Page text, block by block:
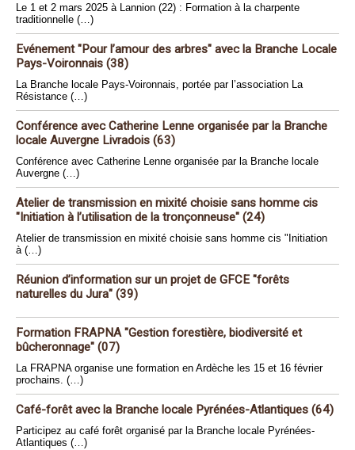
Le 1 et 2 mars 2025 à Lannion (22) : Formation à la charpente
traditionnelle (…)
Evénement "Pour l’amour des arbres" avec la Branche Locale
Pays-Voironnais (38)
La Branche locale Pays-Voironnais, portée par l’association La
Résistance (…)
Conférence avec Catherine Lenne organisée par la Branche
locale Auvergne Livradois (63)
Conférence avec Catherine Lenne organisée par la Branche locale
Auvergne (…)
Atelier de transmission en mixité choisie sans homme cis
"Initiation à l’utilisation de la tronçonneuse" (24)
Atelier de transmission en mixité choisie sans homme cis "Initiation
à (…)
Réunion d’information sur un projet de GFCE "forêts
naturelles du Jura" (39)
Formation FRAPNA "Gestion forestière, biodiversité et
bûcheronnage" (07)
La FRAPNA organise une formation en Ardèche les 15 et 16 février
prochains. (…)
Café-forêt avec la Branche locale Pyrénées-Atlantiques (64)
Participez au café forêt organisé par la Branche locale Pyrénées-
Atlantiques (…)